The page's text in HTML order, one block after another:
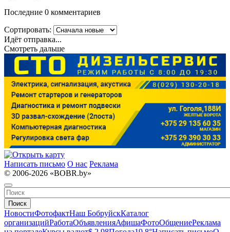
Последние 0 комментариев
Сортировать:
Идёт отправка...
Смотреть дальше
Написать письмо О нас Реклама
© 2006-2026 «BOBR.by»
Поиск
НовостиФотофактНаш БобруйскКаталог
организацийРаботаОбъявленияАфишаФотоОбщениеРеклама